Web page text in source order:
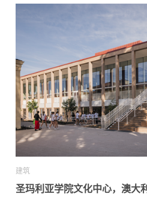
建筑
圣玛利亚学院文化中心，澳